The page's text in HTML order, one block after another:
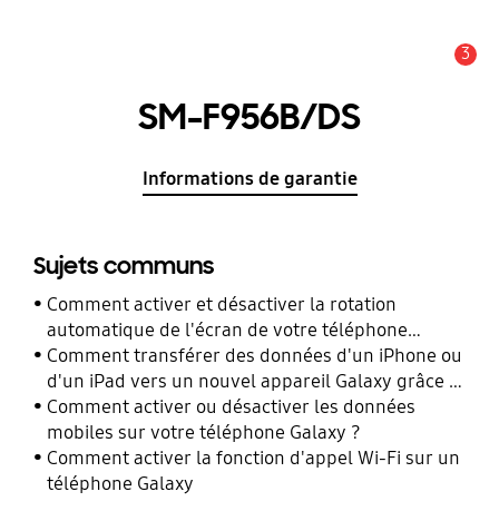
3
SM-F956B/DS
Informations de garantie
Sujets communs
Comment activer et désactiver la rotation
automatique de l'écran de votre téléphone
Galaxy ?
Comment transférer des données d'un iPhone ou
d'un iPad vers un nouvel appareil Galaxy grâce à
Smart Switch ?
Comment activer ou désactiver les données
mobiles sur votre téléphone Galaxy ?
Comment activer la fonction d'appel Wi-Fi sur un
téléphone Galaxy